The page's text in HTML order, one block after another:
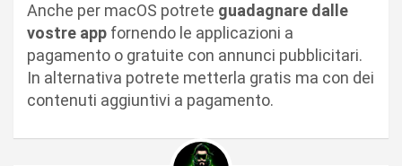
Anche per macOS potrete guadagnare dalle
vostre app fornendo le applicazioni a
pagamento o gratuite con annunci pubblicitari.
In alternativa potrete metterla gratis ma con dei
contenuti aggiuntivi a pagamento.